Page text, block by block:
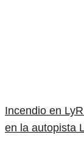
Incendio en
en la autopista